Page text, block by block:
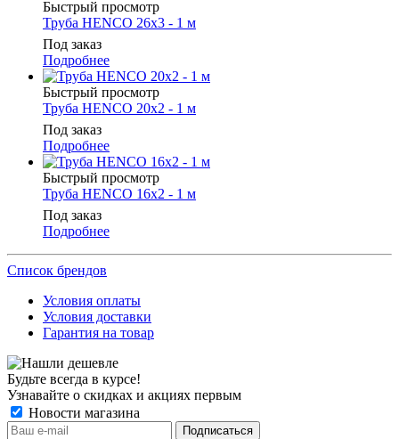
Быстрый просмотр
Труба HENCO 26х3 - 1 м
Под заказ
Подробнее
Быстрый просмотр
Труба HENCO 20х2 - 1 м
Под заказ
Подробнее
Быстрый просмотр
Труба HENCO 16х2 - 1 м
Под заказ
Подробнее
Список брендов
Условия оплаты
Условия доставки
Гарантия на товар
Будьте всегда в курсе!
Узнавайте о скидках и акциях первым
Новости магазина